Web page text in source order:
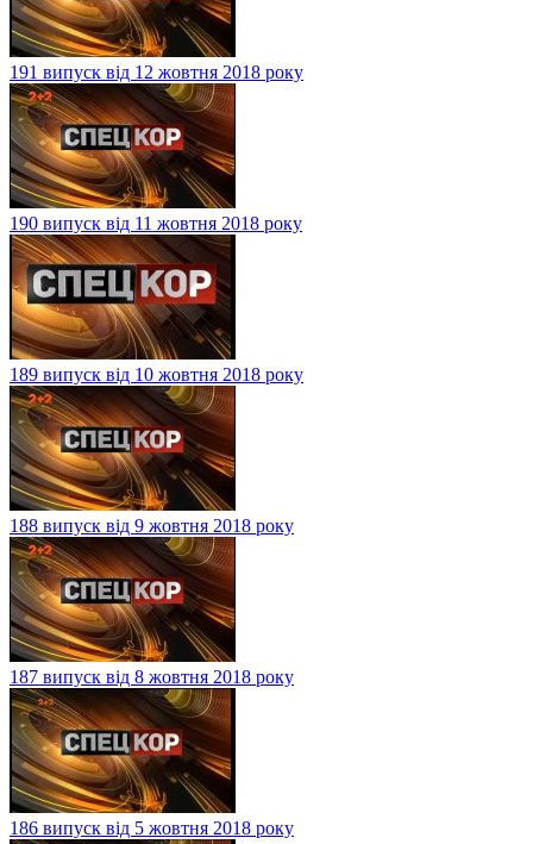
191 випуск від 12 жовтня 2018 року
190 випуск від 11 жовтня 2018 року
189 випуск від 10 жовтня 2018 року
188 випуск від 9 жовтня 2018 року
187 випуск від 8 жовтня 2018 року
186 випуск від 5 жовтня 2018 року